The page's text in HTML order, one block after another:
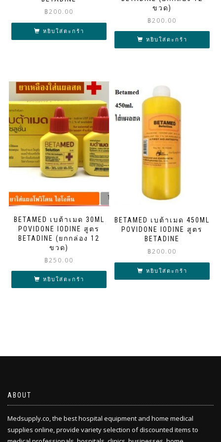
฿200.00
หยิบใส่ตะกร้า
ขวด)
฿200.00
หยิบใส่ตะกร้า
BETAMED เบต้าเมด 30ML
POVIDONE IODINE สูตร
BETADINE (ยกกล่อง 12
ขวด)
฿250.00
หยิบใส่ตะกร้า
BETAMED เบต้าเมด 450ML
POVIDONE IODINE สูตร
BETADINE
฿200.00
หยิบใส่ตะกร้า
ABOUT
Medsupply.co, the best hospital equipment and home medical
supplies online, provide variety selection of discounted items to